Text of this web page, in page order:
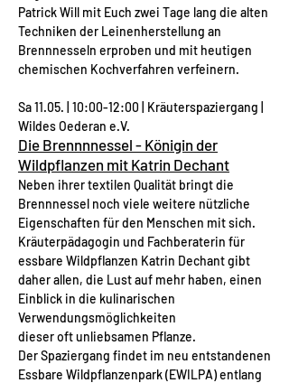
Patrick Will mit Euch zwei Tage lang die alten
Techniken der Leinenherstellung an
Brennnesseln erproben und mit heutigen
chemischen Kochverfahren verfeinern.
Sa 11.05. | 10:00-12:00 | Kräuterspaziergang |
Wildes Oederan e.V.
Die Brennnnessel - Königin der
Wildpflanzen mit Katrin Dechant
Neben ihrer textilen Qualität bringt die
Brennnessel noch viele weitere nützliche
Eigenschaften für den Menschen mit sich.
Kräuterpädagogin und Fachberaterin für
essbare Wildpflanzen Katrin Dechant gibt
daher allen, die Lust auf mehr haben, einen
Einblick in die kulinarischen
Verwendungsmöglichkeiten
dieser oft unliebsamen Pflanze.
Der Spaziergang findet im neu entstandenen
Essbare Wildpflanzenpark (EWILPA) entlang